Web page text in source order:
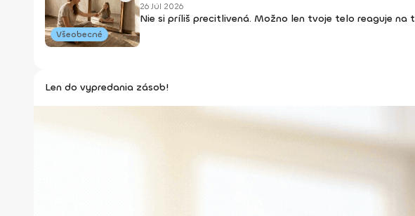
Všeobecné
26 Júl 2026
Nie si príliš precitlivená. Možno len tvoje telo reaguje na
Len do vypredania zásob!